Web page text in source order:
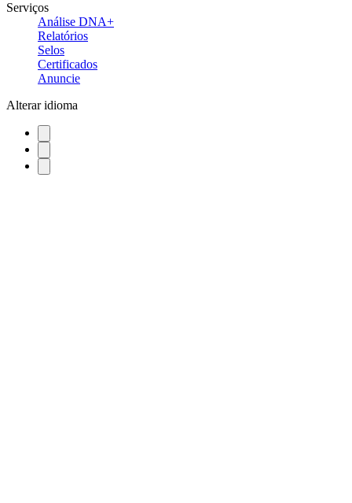
Serviços
Análise DNA+
Relatórios
Selos
Certificados
Anuncie
Alterar idioma